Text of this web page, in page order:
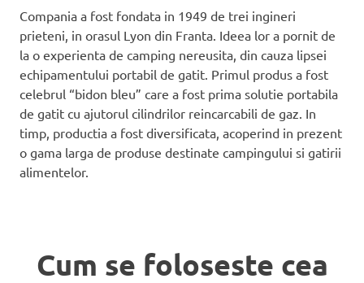
Compania a fost fondata in 1949 de trei ingineri
prieteni, in orasul Lyon din Franta. Ideea lor a pornit de
la o experienta de camping nereusita, din cauza lipsei
echipamentului portabil de gatit. Primul produs a fost
celebrul “bidon bleu” care a fost prima solutie portabila
de gatit cu ajutorul cilindrilor reincarcabili de gaz. In
timp, productia a fost diversificata, acoperind in prezent
o gama larga de produse destinate campingului si gatirii
alimentelor.
Cum se foloseste cea